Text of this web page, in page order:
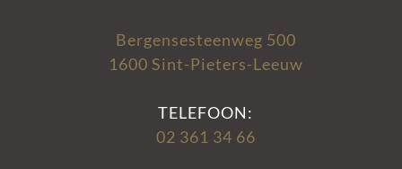
Bergensesteenweg 500
1600 Sint-Pieters-Leeuw
TELEFOON:
02 361 34 66